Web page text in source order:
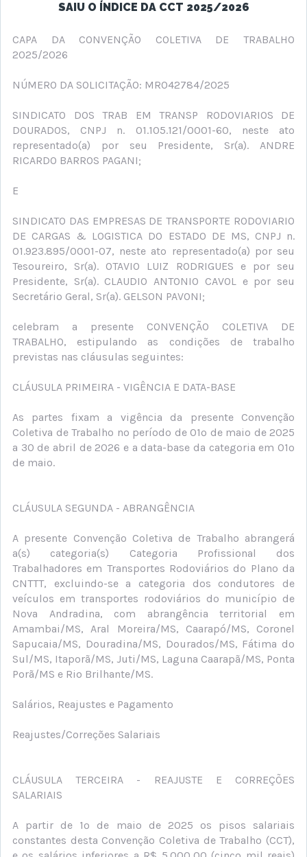
SAIU O ÍNDICE DA CCT 2025/2026